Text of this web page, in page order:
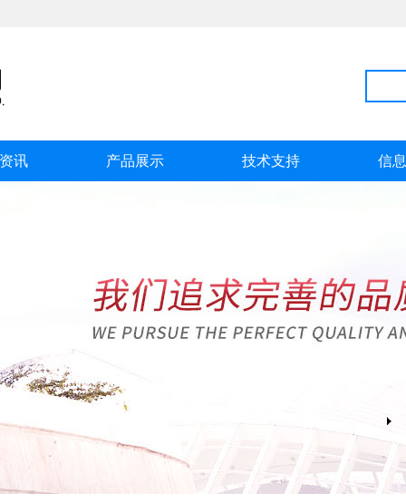
讯 产品展示 技术支持 信